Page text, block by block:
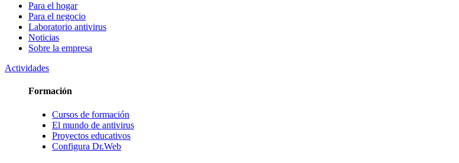
Para el hogar
Para el negocio
Laboratorio antivirus
Noticias
Sobre la empresa
Actividades
Formación
Cursos de formación
El mundo de antivirus
Proyectos educativos
Configura Dr.Web